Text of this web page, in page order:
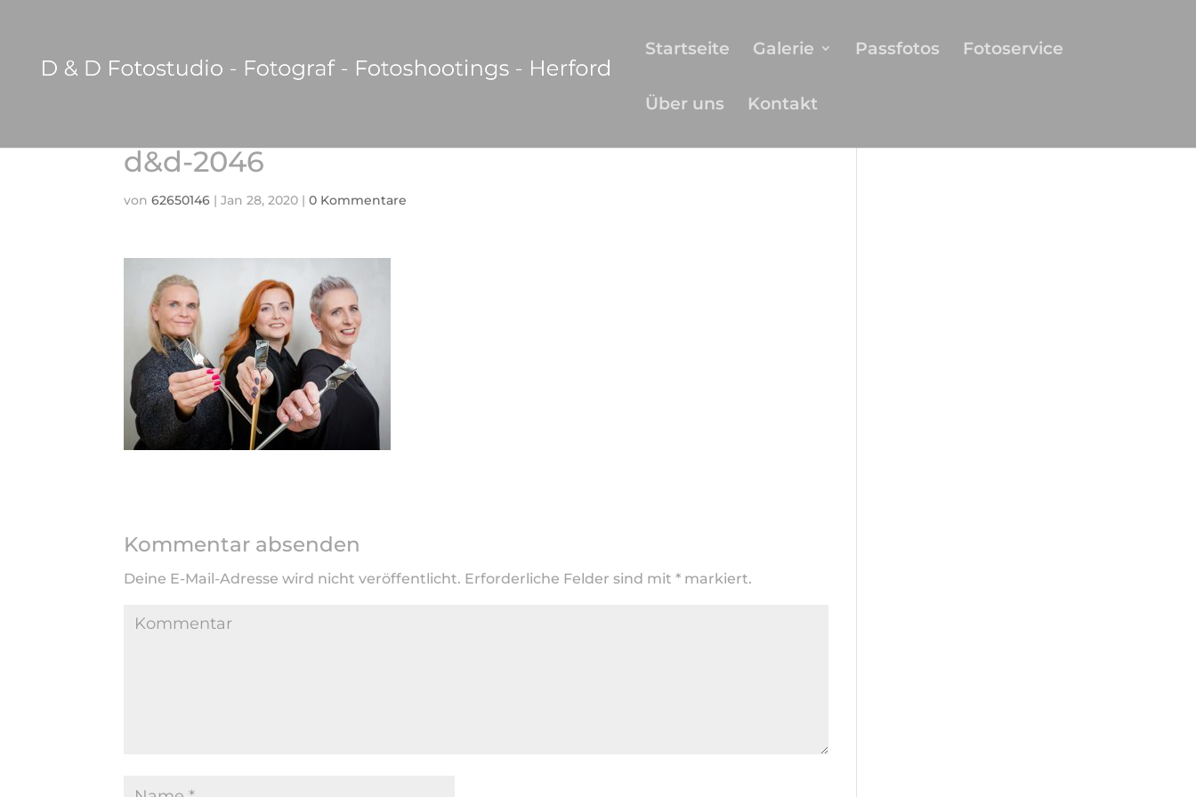
Startseite Galerie Passfotos Fotoservice
Über uns Kontakt
d&d-2046
von 62650146 | Jan 28, 2020 | 0 Kommentare
Kommentar absenden
Deine E-Mail-Adresse wird nicht veröffentlicht. Erforderliche Felder sind mit * markiert.